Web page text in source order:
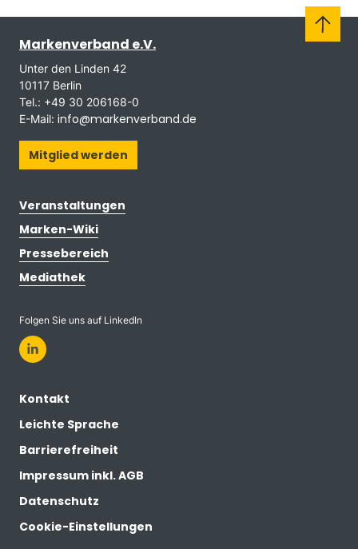
Markenverband e.V.
Unter den Linden 42
10117 Berlin
Tel.: +49 30 206168-0
E-Mail: info@markenverband.de
Mitglied werden
Veranstaltungen
Marken-Wiki
Pressebereich
Mediathek
Folgen Sie uns auf LinkedIn
Kontakt
Leichte Sprache
Barrierefreiheit
Impressum inkl. AGB
Datenschutz
Cookie-Einstellungen